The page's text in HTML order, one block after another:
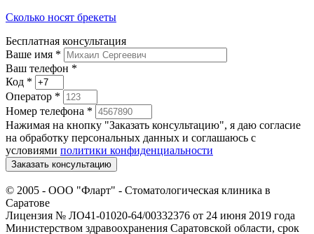
Сколько носят брекеты
Бесплатная консультация
Ваше имя *
Ваш телефон *
Код *
Оператор *
Номер телефона *
Нажимая на кнопку "Заказать консультацию", я даю согласие
на обработку персональных данных и соглашаюсь c
условиями политики конфиденциальности
Заказать консультацию
© 2005 - ООО "Фларт" - Стоматологическая клиника в
Саратове
Лицензия № ЛО41-01020-64/00332376 от 24 июня 2019 года
Министерством здравоохранения Саратовской области, срок